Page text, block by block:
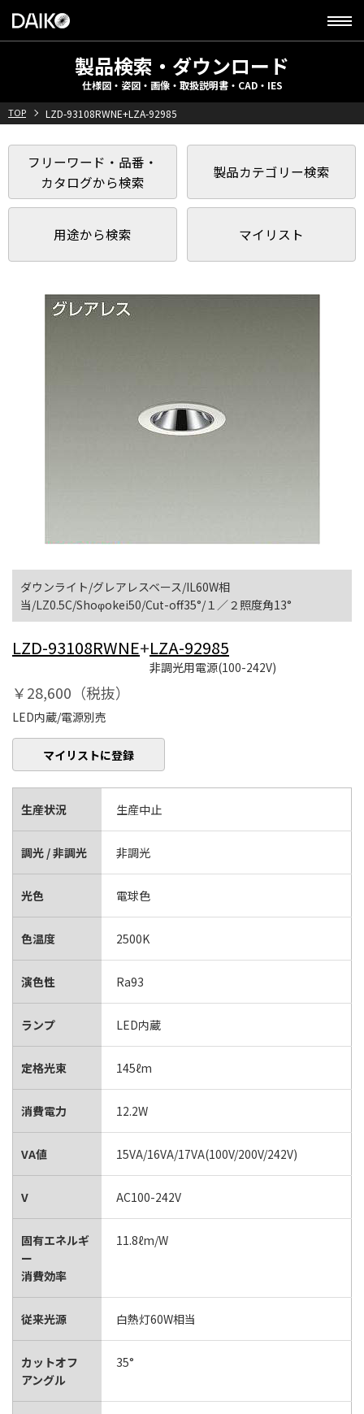
製品検索・ダウンロード
仕様図・姿図・画像・取扱説明書・CAD・IES
TOP LZD-93108RWNE+LZA-92985
フリーワード・品番・
カタログから検索
製品カテゴリー検索
用途から検索 マイリスト
ダウンライト/グレアレスベース/IL60W相
当/LZ0.5C/Shoφokei50/Cut-off35°/１／２照度角13°
LZD-93108RWNE+LZA-92985
非調光用電源(100-242V)
￥28,600（税抜）
LED内蔵/電源別売
マイリストに登録
生産状況 生産中止
調光 / 非調光 非調光
光色 電球色
色温度 2500K
演色性 Ra93
ランプ LED内蔵
定格光束 145ℓm
消費電力 12.2W
VA値 15VA/16VA/17VA(100V/200V/242V)
V AC100-242V
固有エネルギ
ー
消費効率
11.8ℓm/W
従来光源 白熱灯60W相当
カットオフ
アングル
35°